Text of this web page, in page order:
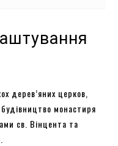
дерев’яних церков,
монастиря
св. Вінцента та